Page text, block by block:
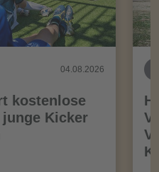
04.08.2026
kostenlose
Kicker